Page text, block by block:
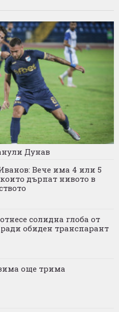
Дунав
Вече има 4 или 5
дърпат нивото в
солидна глоба от
обиден транспарант
още трима